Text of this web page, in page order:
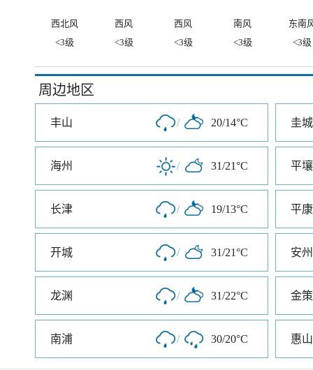
西北风 西风 西风 南风
东南
<3级
<3级 <3级 <3级 <3级
周边地区
丰山 / 20/14°C 圭城
海州 / 31/21°C 平壤
长津 / 19/13°C 平康
开城 / 31/21°C 安州
龙渊 / 31/22°C 金策
南浦 / 30/20°C 惠山